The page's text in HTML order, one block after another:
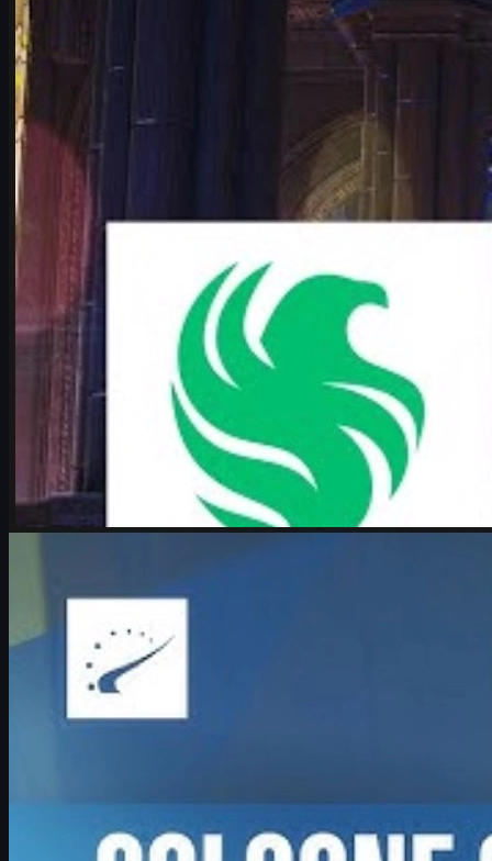
Falcons vs Vitality: Duel CS2 Paling Panas di IEM
Cologne Major 2026
Analisis lengkap duel Falcons vs Vitality di IEM Cologne Major
2026, rivalitas karrigan vs ropz, map pool, faktor kunci, dan
peluang kejutan.
Juni 17, 2026
olehMichael
Johnson
Counter-Strike 2Juni 17, 2026
Boombl4 dan Perjalanan di CS2: Counter-Strike
Adalah Segalanya
Kisah comeback Boombl4 di IEM Cologne Major 2026 bersama
BetBoom, perjuangan sebagai IGL, tekanan Major, dan masa
depan kariernya di CS2.